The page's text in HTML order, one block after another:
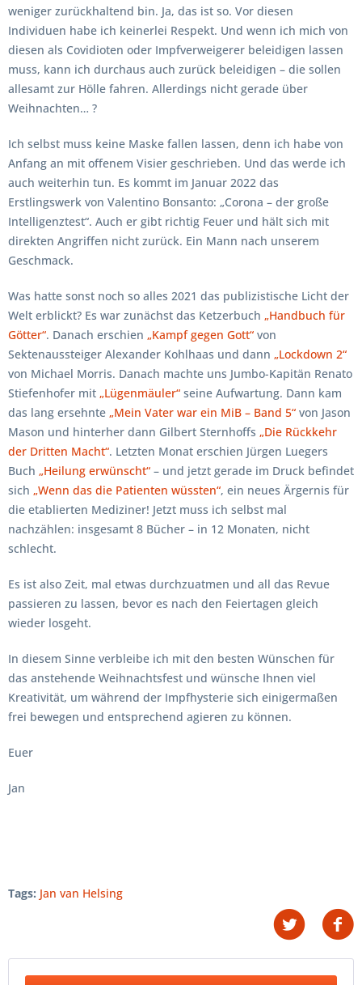
weniger zurückhaltend bin. Ja, das ist so. Vor diesen
Individuen habe ich keinerlei Respekt. Und wenn ich mich von
diesen als Covidioten oder Impfverweigerer beleidigen lassen
muss, kann ich durchaus auch zurück beleidigen – die sollen
allesamt zur Hölle fahren. Allerdings nicht gerade über
Weihnachten… ?
Ich selbst muss keine Maske fallen lassen, denn ich habe von
Anfang an mit offenem Visier geschrieben. Und das werde ich
auch weiterhin tun. Es kommt im Januar 2022 das
Erstlingswerk von Valentino Bonsanto: „Corona – der große
Intelligenztest“. Auch er gibt richtig Feuer und hält sich mit
direkten Angriffen nicht zurück. Ein Mann nach unserem
Geschmack.
Was hatte sonst noch so alles 2021 das publizistische Licht der
Welt erblickt? Es war zunächst das Ketzerbuch „Handbuch für
Götter“. Danach erschien „Kampf gegen Gott“ von
Sektenaussteiger Alexander Kohlhaas und dann „Lockdown 2“
von Michael Morris. Danach machte uns Jumbo-Kapitän Renato
Stiefenhofer mit „Lügenmäuler“ seine Aufwartung. Dann kam
das lang ersehnte „Mein Vater war ein MiB – Band 5“ von Jason
Mason und hinterher dann Gilbert Sternhoffs „Die Rückkehr
der Dritten Macht“. Letzten Monat erschien Jürgen Luegers
Buch „Heilung erwünscht“ – und jetzt gerade im Druck befindet
sich „Wenn das die Patienten wüssten“, ein neues Ärgernis für
die etablierten Mediziner! Jetzt muss ich selbst mal
nachzählen: insgesamt 8 Bücher – in 12 Monaten, nicht
schlecht.
Es ist also Zeit, mal etwas durchzuatmen und all das Revue
passieren zu lassen, bevor es nach den Feiertagen gleich
wieder losgeht.
In diesem Sinne verbleibe ich mit den besten Wünschen für
das anstehende Weihnachtsfest und wünsche Ihnen viel
Kreativität, um während der Impfhysterie sich einigermaßen
frei bewegen und entsprechend agieren zu können.
Euer
Jan
Tags: Jan van Helsing